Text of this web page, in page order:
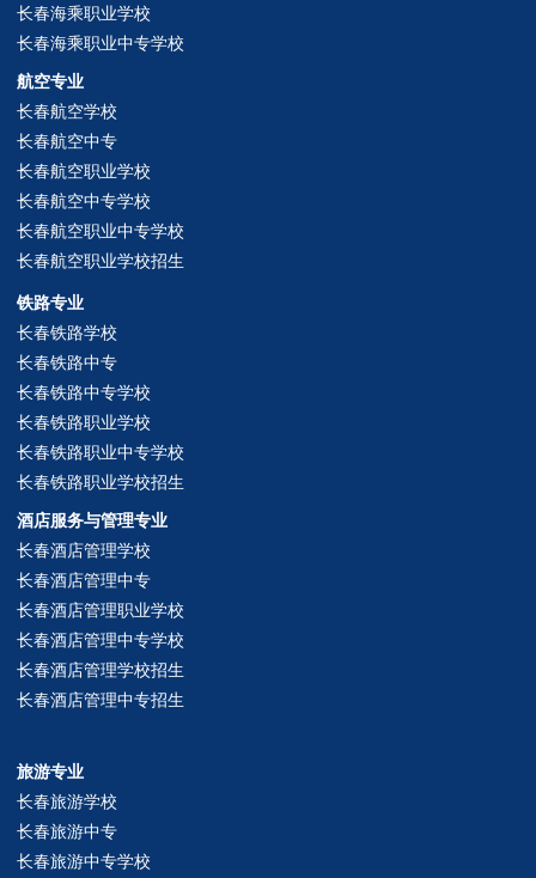
长春海乘职业学校
长春海乘职业中专学校
航空专业
长春航空学校
长春航空中专
长春航空职业学校
长春航空中专学校
长春航空职业中专学校
长春航空职业学校招生
铁路专业
长春铁路学校
长春铁路中专
长春铁路中专学校
长春铁路职业学校
长春铁路职业中专学校
长春铁路职业学校招生
酒店服务与管理专业
长春酒店管理学校
长春酒店管理中专
长春酒店管理职业学校
长春酒店管理中专学校
长春酒店管理学校招生
长春酒店管理中专招生
旅游专业
长春旅游学校
长春旅游中专
长春旅游中专学校